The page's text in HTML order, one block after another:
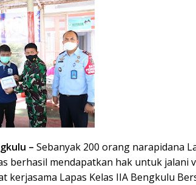
– Sebanyak 200 orang narapidana
berhasil mendapatkan hak untuk jalani
kerjasama Lapas Kelas IIA Bengkulu